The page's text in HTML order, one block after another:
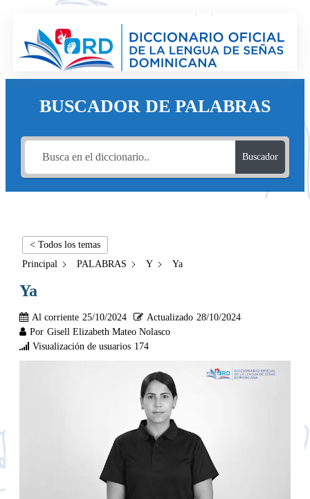
BUSCADOR DE PALABRAS
Buscador
< Todos los temas
Principal
PALABRAS Y Ya
Ya
Al corriente 25/10/2024 Actualizado 28/10/2024
Por Gisell Elizabeth Mateo Nolasco
Visualización de usuarios 174